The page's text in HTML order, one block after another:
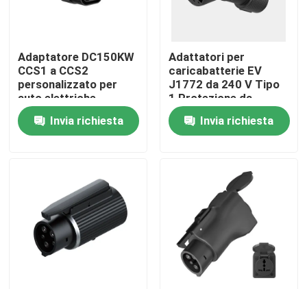
Prodotti
Chi siamo
Controllo di qualità
Adaptatore DC150KW
CCS1 a CCS2
personalizzato per
auto elettriche
Invia richiesta
Adattatori per
caricabatterie EV
J1772 da 240 V Tipo
1 Protezione da
sovratensione
Invia richiesta